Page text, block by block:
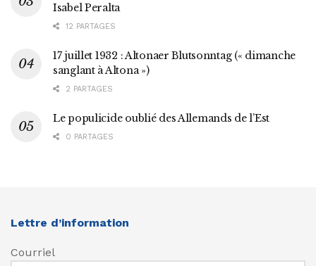
Isabel Peralta
12 PARTAGES
17 juillet 1932 : Altonaer Blutsonntag (« dimanche
sanglant à Altona »)
2 PARTAGES
Le populicide oublié des Allemands de l’Est
0 PARTAGES
Lettre d’information
Courriel